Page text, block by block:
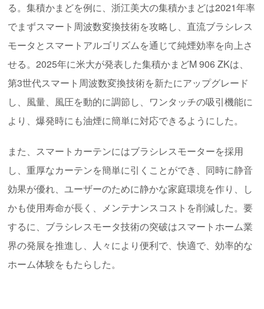
る。集積かまどを例に、浙江美大の集積かまどは2021年率
でまずスマート周波数変換技術を攻略し、直流ブラシレス
モータとスマートアルゴリズムを通じて純煙効率を向上さ
せる。2025年に米大が発表した集積かまどM 906 ZKは、
第3世代スマート周波数変換技術を新たにアップグレード
し、風量、風圧を動的に調節し、ワンタッチの吸引機能に
より、爆発時にも油煙に簡単に対応できるようにした。
また、スマートカーテンにはブラシレスモーターを採用
し、重厚なカーテンを簡単に引くことができ、同時に静音
効果が優れ、ユーザーのために静かな家庭環境を作り、し
かも使用寿命が長く、メンテナンスコストを削減した。要
するに、ブラシレスモータ技術の突破はスマートホーム業
界の発展を推進し、人々により便利で、快適で、効率的な
ホーム体験をもたらした。